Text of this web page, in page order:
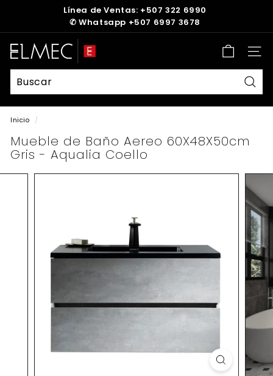
diapositivas
pausa
Línea de Ventas: +507 322 6990
✆ Whatsapp +507 6997 3678
E
L
M
E
C
Inicio /
Mueble de Baño Aereo 60X48X50cm
Gris - Aqualia Coello